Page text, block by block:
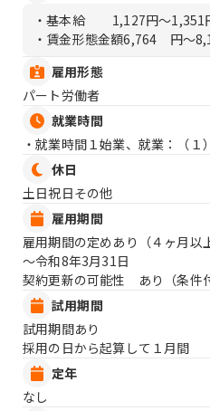
・基本給
1,127円〜1,351
・賃金形態金額6,764 円〜
雇用形態
パート労働者
就業時間
・就業時間１始業、就業：（１）
休日
土日祝日その他
雇用期間
雇用期間の定めあり（４ヶ月以上
〜令和8年3月31日
契約更新の可能性 あり（条件
試用期間
試用期間あり
採用の日から起算して１月間
定年
なし